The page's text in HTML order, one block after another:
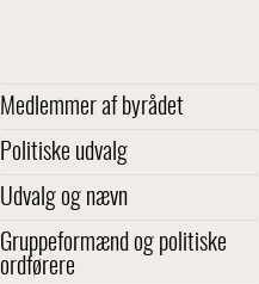
Medlemmer af byrådet
Politiske udvalg
Udvalg og nævn
Gruppeformænd og politiske
ordførere